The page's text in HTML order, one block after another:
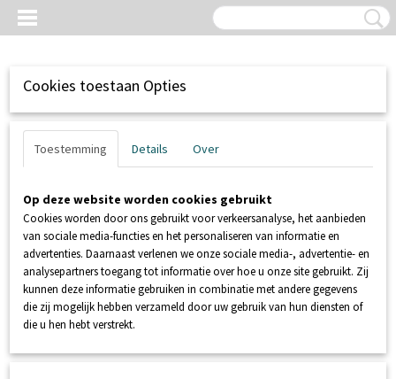
Inloggen Registreren
UW WINKELWAGEN
Cookies toestaan Opties
Toestemming Details Over
Op deze website worden cookies gebruikt
Cookies worden door ons gebruikt voor verkeersanalyse, het aanbieden
van sociale media-functies en het personaliseren van informatie en
advertenties. Daarnaast verlenen we onze sociale media-, advertentie- en
analysepartners toegang tot informatie over hoe u onze site gebruikt. Zij
kunnen deze informatie gebruiken in combinatie met andere gegevens
die zij mogelijk hebben verzameld door uw gebruik van hun diensten of
die u hen hebt verstrekt.